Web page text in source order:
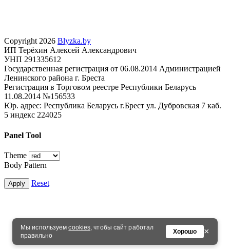
Мы используемcookies, чтобы сайт работал
правильно
Хорошо ×
Copyright 2026 Blyzka.by
ИП Терёхин Алексей Александрович
УНП 291335612
Государственная регистрация от 06.08.2014 Администрацией
Ленинского района г. Бреста
Регистрация в Торговом реестре Республики Беларусь
11.08.2014 №156533
Юр. адрес: Республика Беларусь г.Брест ул. Дубровская 7 каб.
5 индекс 224025
Panel Tool
Theme
Body Pattern
Apply Reset